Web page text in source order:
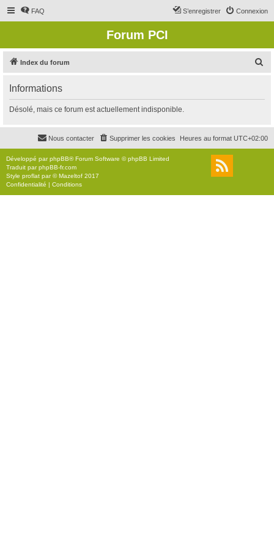
FAQ Connexion
S’enregistrer
Forum PCI
Index du forum
r
c
r
Informations
Désolé, mais ce forum est actuellement indisponible.
Heures au format UTC+02:00
Supprimer les cookies
Nous contacter
Développé parphpBB® Forum Software © phpBB Limited
Traduit parphpBB-fr.com
Style proflat par ©Mazeltof 2017
Confidentialité | Conditions